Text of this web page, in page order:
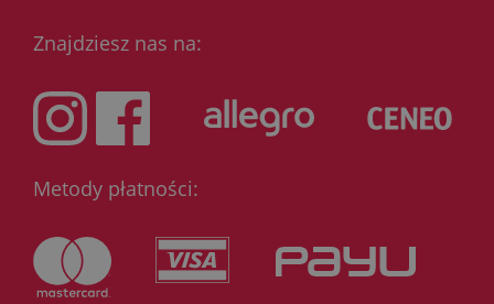
Znajdziesz nas na:
Metody płatności: